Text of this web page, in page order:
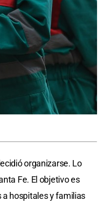
organizarse. Lo
Fe. El objetivo es
hospitales y familias